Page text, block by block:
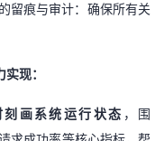
留痕与审计：确保所有关
现：
画系统运行状态 ，围